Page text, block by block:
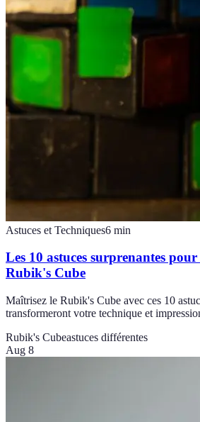
Astuces et Techniques6 min
Les 10 astuces surprenantes
Rubik's Cube
Maîtrisez le Rubik's Cube avec ces 10
transformeront votre technique et
Rubik's Cubeastuces différentes
Aug 8